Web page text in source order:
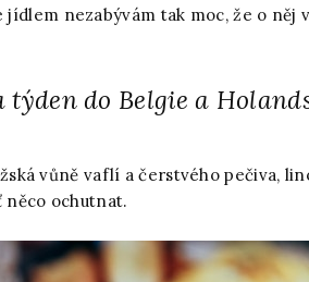
nezabývám tak moc, že o něj
do Belgie a
vůně vaflí a čerstvého pečiva,
něco ochutnat.